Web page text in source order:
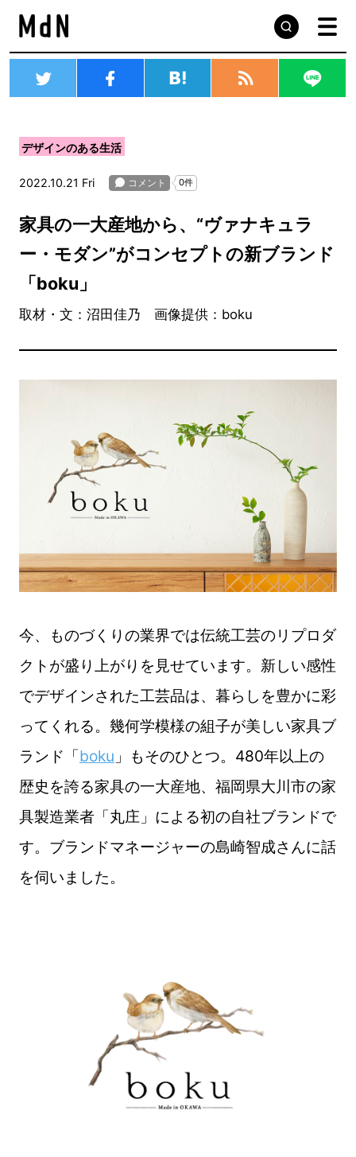
デザインのある生活
2022.10.21 Fri
家具の一大産地から、“ヴァナキュラ
ー・モダン”がコンセプトの新ブランド
「boku」
取材・文：沼田佳乃 画像提供：boku
今、ものづくりの業界では伝統工芸のリプロダ
クトが盛り上がりを見せています。新しい感性
でデザインされた工芸品は、暮らしを豊かに彩
ってくれる。幾何学模様の組子が美しい家具ブ
ランド「boku 」もそのひとつ。480年以上の
歴史を誇る家具の一大産地、福岡県大川市の家
具製造業者「丸庄」による初の自社ブランドで
す。ブランドマネージャーの島崎智成さんに話
を伺いました。